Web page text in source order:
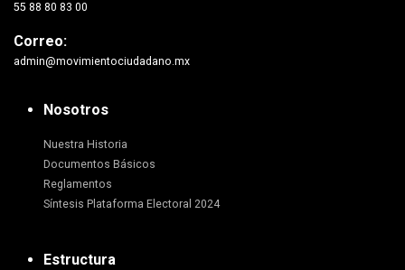
55 88 80 83 00
Correo:
admin@movimientociudadano.mx
Nosotros
Nuestra Historia
Documentos Básicos
Reglamentos
Síntesis Plataforma Electoral 2024
Estructura